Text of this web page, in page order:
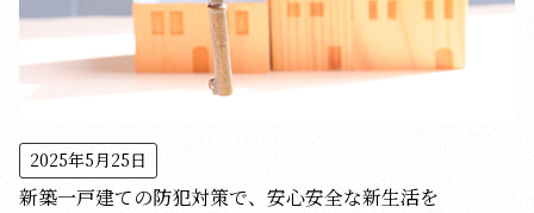
2025年5月25日
新築一戸建ての防犯対策で、安心安全な新生活を